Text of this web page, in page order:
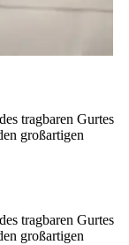
tragbaren Gurtes
großartigen
tragbaren Gurtes
großartigen